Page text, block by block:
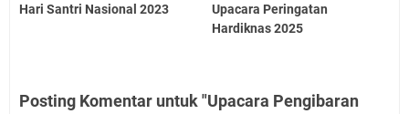
Hari Santri Nasional 2023
Upacara Peringatan
Hardiknas 2025
Posting Komentar untuk "Upacara Pengibaran